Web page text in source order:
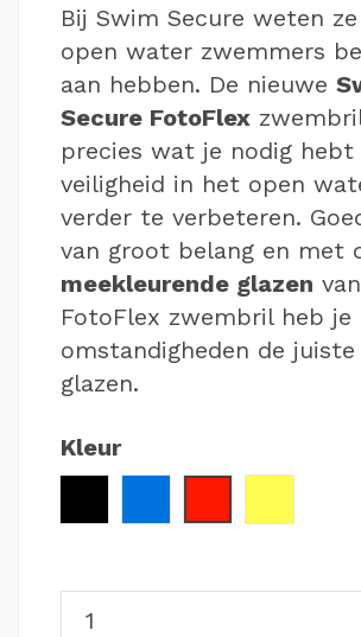
Bij Swim Secure weten
open water zwemmers
aan hebben. De nieuwe
Secure FotoFlex
precies wat je nodig hebt
veiligheid in het open
verder te verbeteren.
van groot belang en met
meekleurende glazen
FotoFlex zwembril heb je
omstandigheden de
glazen.
Kleur